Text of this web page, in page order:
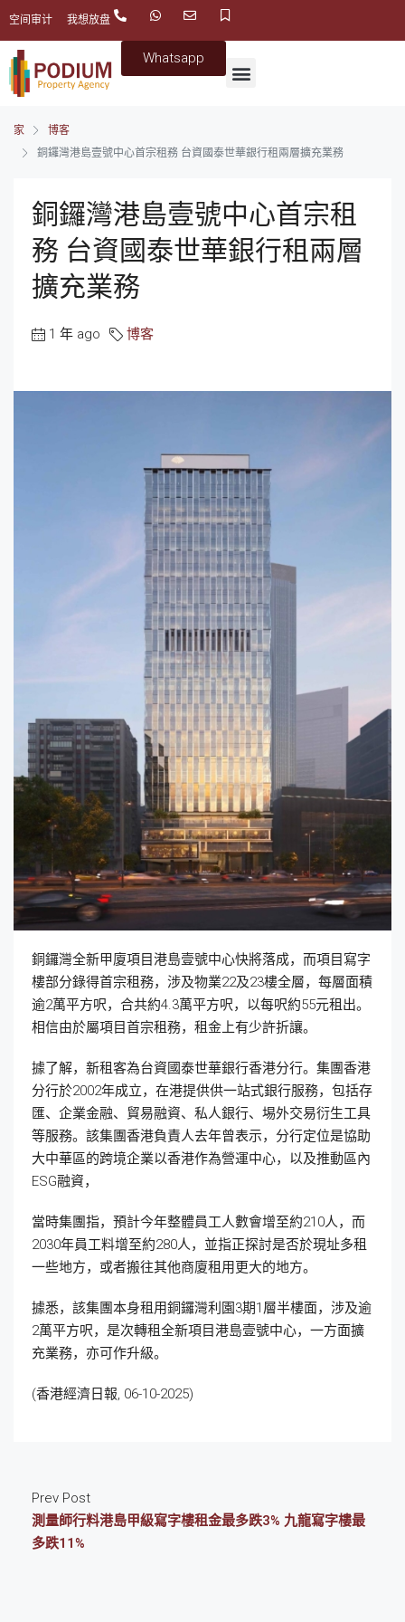
空间审计 我想放盘
Whatsapp
家
博客
銅鑼灣港島壹號中心首宗租務 台資國泰世華銀行租兩層擴充業務
銅鑼灣港島壹號中心首宗租
務 台資國泰世華銀行租兩層
擴充業務
1 年 ago 博客
銅鑼灣全新甲廈項目港島壹號中心快將落成，而項目寫字
樓部分錄得首宗租務，涉及物業22及23樓全層，每層面積
逾2萬平方呎，合共約4.3萬平方呎，以每呎約55元租出。
相信由於屬項目首宗租務，租金上有少許折讓。
據了解，新租客為台資國泰世華銀行香港分行。集團香港
分行於2002年成立，在港提供供一站式銀行服務，包括存
匯、企業金融、貿易融資、私人銀行、埸外交易衍生工具
等服務。該集團香港負責人去年曾表示，分行定位是協助
大中華區的跨境企業以香港作為營運中心，以及推動區內
ESG融資，
當時集團指，預計今年整體員工人數會增至約210人，而
2030年員工料增至約280人，並指正探討是否於現址多租
一些地方，或者搬往其他商廈租用更大的地方。
據悉，該集團本身租用銅鑼灣利園3期1層半樓面，涉及逾
2萬平方呎，是次轉租全新項目港島壹號中心，一方面擴
充業務，亦可作升級。
(香港經濟日報, 06-10-2025)
Prev Post
測量師行料港島甲級寫字樓租金最多跌3% 九龍寫字樓最
多跌11%